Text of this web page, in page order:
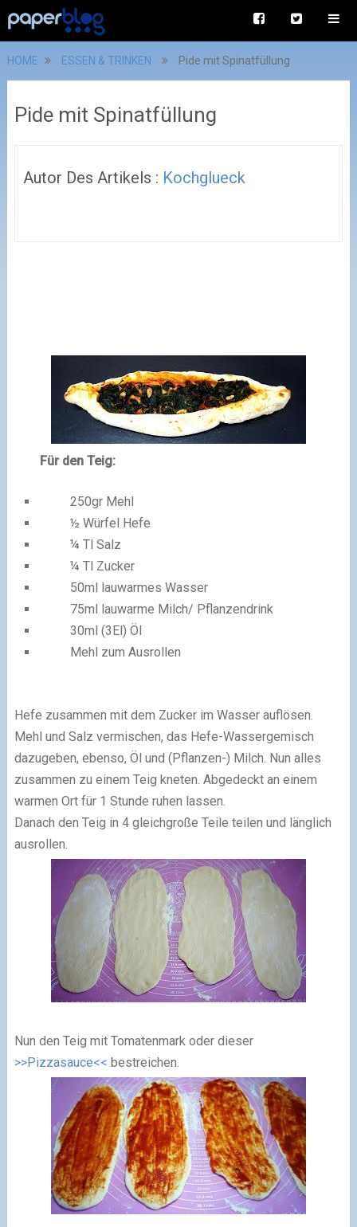
HOME ESSEN & TRINKEN Pide mit Spinatfüllung
Pide mit Spinatfüllung
Autor Des Artikels : Kochglueck
Für den Teig:
250gr Mehl
½ Würfel Hefe
¼ Tl Salz
¼ Tl Zucker
50ml lauwarmes Wasser
75ml lauwarme Milch/ Pflanzendrink
30ml (3El) Öl
Mehl zum Ausrollen
Hefe zusammen mit dem Zucker im Wasser auflösen.
Mehl und Salz vermischen, das Hefe-Wassergemisch
dazugeben, ebenso, Öl und (Pflanzen-) Milch. Nun alles
zusammen zu einem Teig kneten. Abgedeckt an einem
warmen Ort für 1 Stunde ruhen lassen.
Danach den Teig in 4 gleichgroße Teile teilen und länglich
ausrollen.
Nun den Teig mit Tomatenmark oder dieser
>>Pizzasauce<< bestreichen.